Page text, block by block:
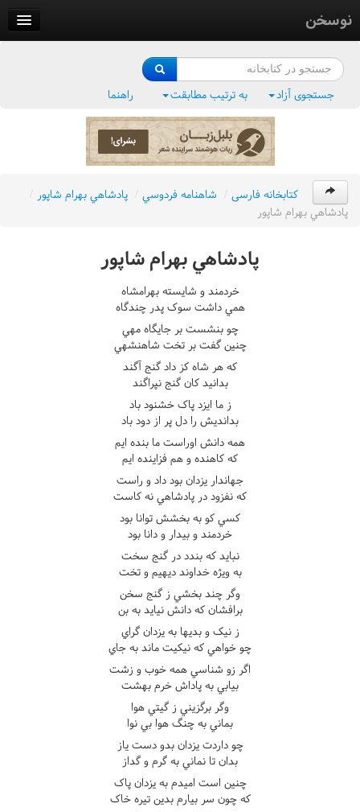
نوسخن
فرهنگ واژگان
جستجوی آزاد به ترتیب مطابقت راهنما
کتابخانه فارسی / شاهنامه فردوسي / پادشاهي بهرام شاپور /
پادشاهي بهرام شاپور
پادشاهي بهرام شاپور
خردمند و شايسته بهرامشاه
همي داشت سوک پدر چندگاه
چو بنشست بر جايگاه مهي
چنين گفت بر تخت شاهنشهي
که هر شاه کز داد گنج آگند
بدانيد کان گنج نپراگند
ز ما ايزد پاک خشنود باد
بدانديش را دل پر از دود باد
همه دانش اوراست ما بنده ايم
که کاهنده و هم فزاينده ايم
جهاندار يزدان بود داد و راست
که نفزود در پادشاهي نه کاست
کسي کو به بخشش توانا بود
خردمند و بيدار و دانا بود
نبايد که بندد در گنج سخت
به ويژه خداوند ديهيم و تخت
وگر چند بخشي ز گنج سخن
برافشان که دانش نيايد به بن
ز نيک و بديها به يزدان گراي
چو خواهي که نيکيت ماند به جاي
اگر زو شناسي همه خوب و زشت
بيابي به پاداش خرم بهشت
وگر برگزيني ز گيتي هوا
بماني به چنگ هوا بي نوا
چو داردت يزدان بدو دست ياز
بدان تا نماني به گرم و گداز
چنين است اميدم به يزدان پاک
که چون سر بيارم بدين تيره خاک